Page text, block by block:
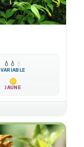
💧 💧 💧
VARIABLE
JAUNE